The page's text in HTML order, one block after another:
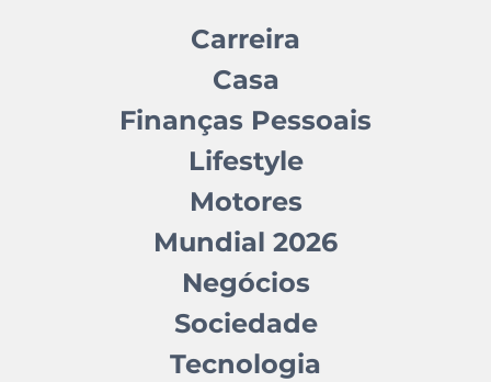
Carreira
Casa
Finanças Pessoais
Lifestyle
Motores
Mundial 2026
Negócios
Sociedade
Tecnologia